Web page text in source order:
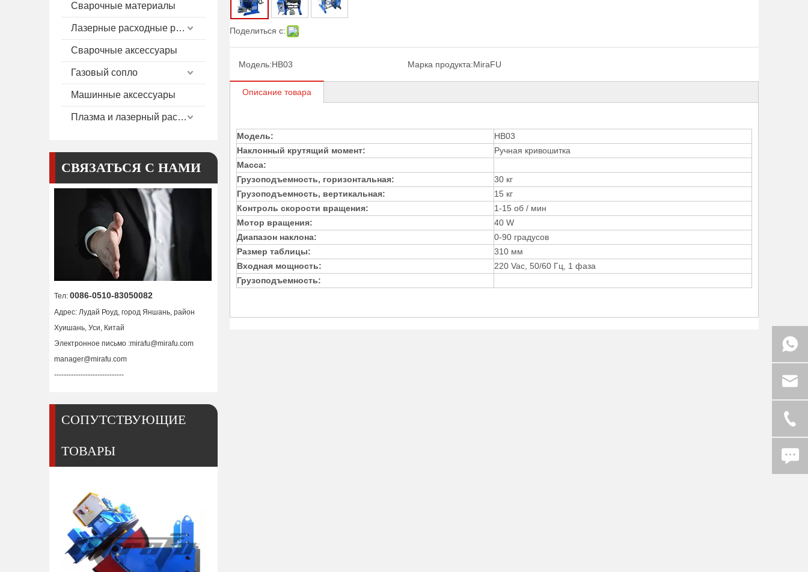
Сварочные материалы
Лазерные расходные расходные материалы
Сварочные аксессуары
Газовый сопло
Машинные аксессуары
Плазма и лазерный расход
СВЯЗАТЬСЯ С НАМИ
Тел: 0086-0510-83050082
Адрес: Лудай Роуд, город Яншань, район
Хуишань, Уси, Китай
Электронное письмо :mirafu@mirafu.com
manager@mirafu.com
-----------------------------
СОПУТСТВУЮЩИЕ
ТОВАРЫ
Поделиться с:
Модель:HB03 Марка продукта:MiraFU
Описание товара
Модель:
HB03
Наклонный крутящий момент:
Ручная кривошитка
Масса:
Грузоподъемность, горизонтальная:
30 кг
Грузоподъемность, вертикальная:
15 кг
Контроль скорости вращения:
1-15 об / мин
Мотор вращения:
40 W
Диапазон наклона:
0-90 градусов
Размер таблицы:
310 мм
Входная мощность:
220 Vac, 50/60 Гц, 1 фаза
Грузоподъемность: